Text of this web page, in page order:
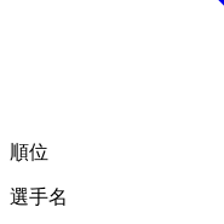
順位
選手名